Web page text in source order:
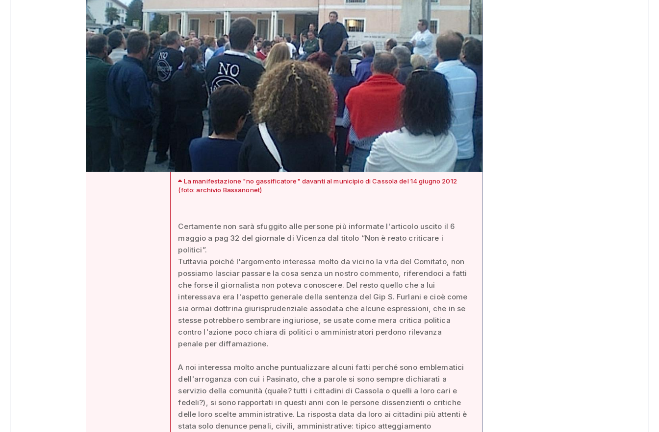
La manifestazione "no gassificatore" davanti al municipio di Cassola del 14 giugno 2012
(foto: archivio Bassanonet)
Certamente non sarà sfuggito alle persone più informate l'articolo uscito il 6
maggio a pag 32 del giornale di Vicenza dal titolo “Non è reato criticare i
politici”.
Tuttavia poiché l'argomento interessa molto da vicino la vita del Comitato, non
possiamo lasciar passare la cosa senza un nostro commento, riferendoci a fatti
che forse il giornalista non poteva conoscere. Del resto quello che a lui
interessava era l'aspetto generale della sentenza del Gip S. Furlani e cioè come
sia ormai dottrina giurisprudenziale assodata che alcune espressioni, che in se
stesse potrebbero sembrare ingiuriose, se usate come mera critica politica
contro l'azione poco chiara di politici o amministratori perdono rilevanza
penale per diffamazione.
A noi interessa molto anche puntualizzare alcuni fatti perché sono emblematici
dell'arroganza con cui i Pasinato, che a parole si sono sempre dichiarati a
servizio della comunità (quale? tutti i cittadini di Cassola o quelli a loro cari e
fedeli?), si sono rapportati in questi anni con le persone dissenzienti o critiche
delle loro scelte amministrative. La risposta data da loro ai cittadini più attenti è
stata solo denunce penali, civili, amministrative: tipico atteggiamento